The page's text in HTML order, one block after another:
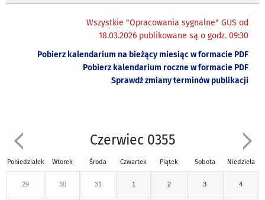
Wszystkie "Opracowania sygnalne" GUS od
18.03.2026 publikowane są o godz. 09:30
Pobierz kalendarium na bieżący miesiąc w formacie PDF
Pobierz kalendarium roczne w formacie PDF
Sprawdź zmiany terminów publikacji
Czerwiec 0355
Poniedziałek Wtorek Środa Czwartek Piątek Sobota Niedziela
29 30 31 1 2 3 4